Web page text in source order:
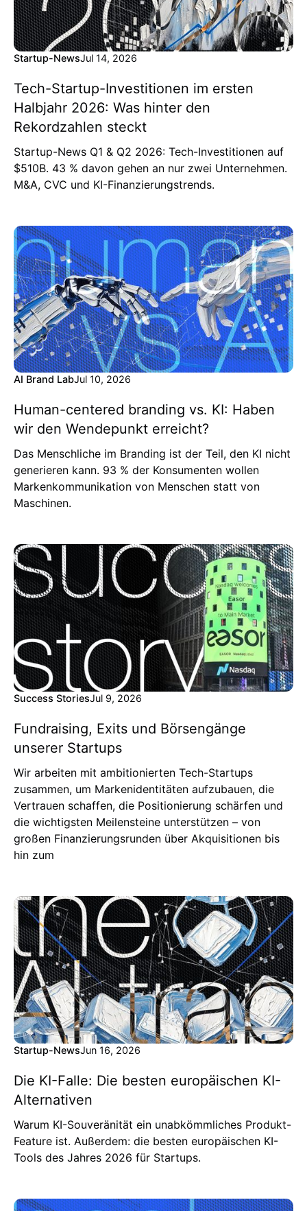
Startup-NewsJul 14, 2026
Tech-Startup-Investitionen im ersten
Halbjahr 2026: Was hinter den
Rekordzahlen steckt
Startup-News Q1 & Q2 2026: Tech-Investitionen auf
$510B. 43 % davon gehen an nur zwei Unternehmen.
M&A, CVC und KI-Finanzierungstrends.
AI Brand LabJul 10, 2026
Human-centered branding vs. KI: Haben
wir den Wendepunkt erreicht?
Das Menschliche im Branding ist der Teil, den KI nicht
generieren kann. 93 % der Konsumenten wollen
Markenkommunikation von Menschen statt von
Maschinen.
Success StoriesJul 9, 2026
Fundraising, Exits und Börsengänge
unserer Startups
Wir arbeiten mit ambitionierten Tech-Startups
zusammen, um Markenidentitäten aufzubauen, die
Vertrauen schaffen, die Positionierung schärfen und
die wichtigsten Meilensteine unterstützen – von
großen Finanzierungsrunden über Akquisitionen bis
hin zum
Startup-NewsJun 16, 2026
Die KI-Falle: Die besten europäischen KI-
Alternativen
Warum KI-Souveränität ein unabkömmliches Produkt-
Feature ist. Außerdem: die besten europäischen KI-
Tools des Jahres 2026 für Startups.